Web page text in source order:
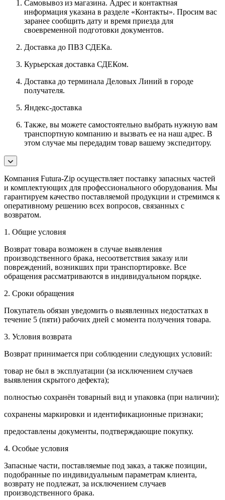
Самовывоз из магазина. Адрес и контактная
информация указана в разделе «Контакты». Просим вас
заранее сообщить дату и время приезда для
своевременной подготовки документов.
Доставка до ПВЗ СДЕКа.
Курьерская доставка СДЕКом.
Доставка до терминала Деловых Линий в городе
получателя.
Яндекс-доставка
Также, вы можете самостоятельно выбрать нужную вам
транспортную компанию и вызвать ее на наш адрес. В
этом случае мы передадим товар вашему экспедитору.
Компания Futura-Zip осуществляет поставку запасных частей
и комплектующих для профессионального оборудования. Мы
гарантируем качество поставляемой продукции и стремимся к
оперативному решению всех вопросов, связанных с
возвратом.
1. Общие условия
Возврат товара возможен в случае выявления
производственного брака, несоответствия заказу или
повреждений, возникших при транспортировке. Все
обращения рассматриваются в индивидуальном порядке.
2. Сроки обращения
Покупатель обязан уведомить о выявленных недостатках в
течение 5 (пяти) рабочих дней с момента получения товара.
3. Условия возврата
Возврат принимается при соблюдении следующих условий:
товар не был в эксплуатации (за исключением случаев
выявления скрытого дефекта);
полностью сохранён товарный вид и упаковка (при наличии);
сохранены маркировки и идентификационные признаки;
предоставлены документы, подтверждающие покупку.
4. Особые условия
Запасные части, поставляемые под заказ, а также позиции,
подобранные по индивидуальным параметрам клиента,
возврату не подлежат, за исключением случаев
производственного брака.